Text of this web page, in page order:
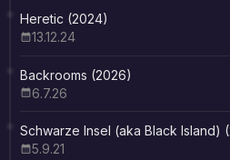
Heretic (2024)
13.12.24
Backrooms (2026)
6.7.26
Schwarze Insel (aka Black Island)
5.9.21